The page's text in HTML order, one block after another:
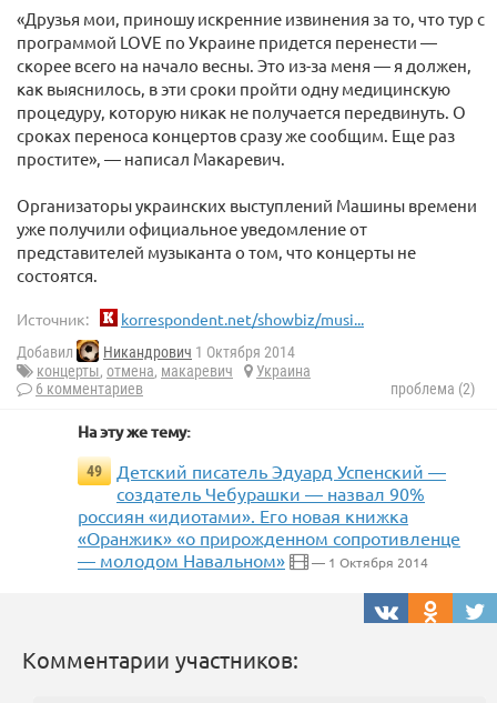
«Друзья мои, приношу искренние извинения за то, что тур с
программой LOVE по Украине придется перенести —
скорее всего на начало весны. Это из-за меня — я должен,
как выяснилось, в эти сроки пройти одну медицинскую
процедуру, которую никак не получается передвинуть. О
сроках переноса концертов сразу же сообщим. Еще раз
простите», — написал Макаревич.
Организаторы украинских выступлений Машины времени
уже получили официальное уведомление от
представителей музыканта о том, что концерты не
состоятся.
Источник: korrespondent.net/showbiz/musi...
Добавил Никандрович 1 Октября 2014
концерты, отмена, макаревич
Украина
6 комментариев
проблема (2)
На эту же тему:
49
Детский писатель Эдуард Успенский —
создатель Чебурашки — назвал 90%
россиян «идиотами». Его новая книжка
«Оранжик» «о прирожденном сопротивленце
— молодом Навальном»
— 1 Октября 2014
Комментарии участников: